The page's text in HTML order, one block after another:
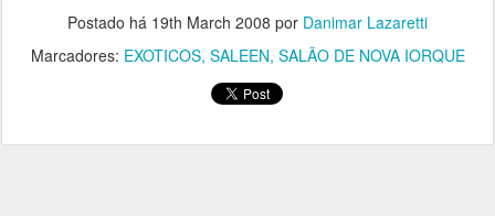
Postado há 19th March 2008 por Danimar Lazaretti
Marcadores: EXOTICOS SALEEN SALÃO DE NOVA IORQUE